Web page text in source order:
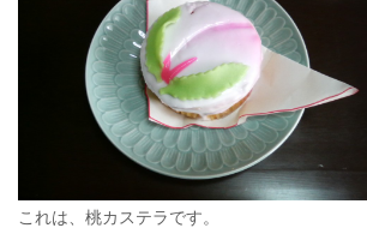
これは、桃カステラです。